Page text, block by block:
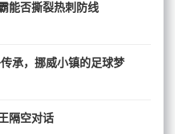
能否撕裂热刺防线
承，挪威小镇的足球梦
隔空对话